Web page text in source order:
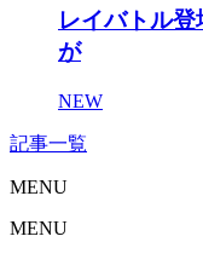
レイバトル
が
NEW
記事一覧
MENU
MENU